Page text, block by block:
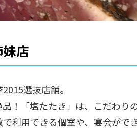
店
選抜店舗。
！「塩たたき」は、こだわ
利用できる個室や、宴会が